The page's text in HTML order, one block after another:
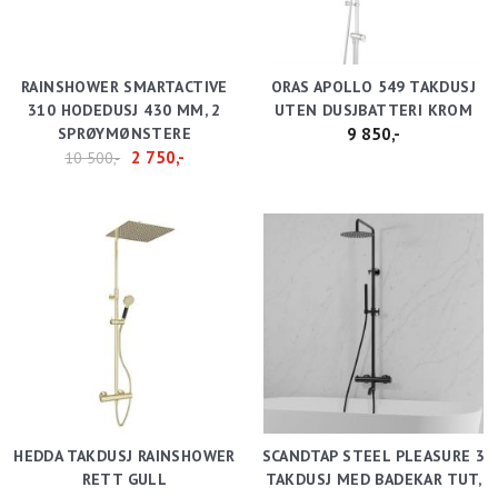
RAINSHOWER SMARTACTIVE
310 HODEDUSJ 430 MM, 2
SPRØYMØNSTERE
10 500,-
2 750,-
ORAS APOLLO 549 TAKDUSJ
UTEN DUSJBATTERI KROM
9 850,-
HEDDA TAKDUSJ RAINSHOWER
RETT GULL
SCANDTAP STEEL PLEASURE 3
TAKDUSJ MED BADEKAR TUT,